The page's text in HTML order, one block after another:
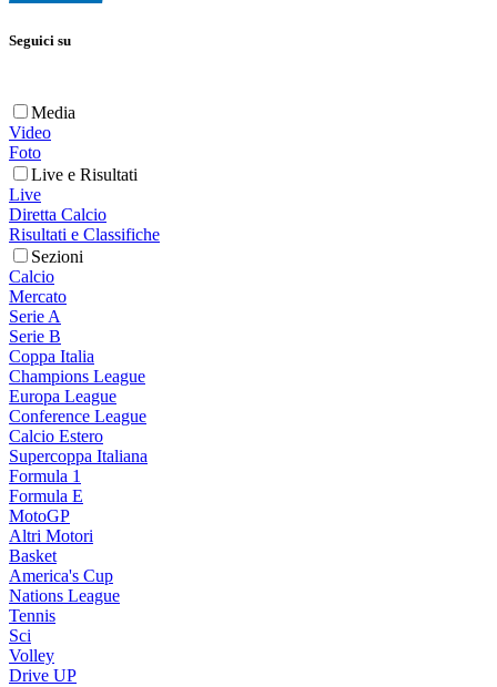
Seguici su
Media
Video
Foto
Live e Risultati
Live
Diretta Calcio
Risultati e Classifiche
Sezioni
Calcio
Mercato
Serie A
Serie B
Coppa Italia
Champions League
Europa League
Conference League
Calcio Estero
Supercoppa Italiana
Formula 1
Formula E
MotoGP
Altri Motori
Basket
America's Cup
Nations League
Tennis
Sci
Volley
Drive UP